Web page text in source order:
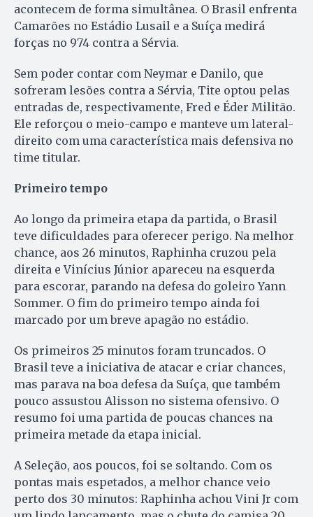
acontecem de forma simultânea. O Brasil enfrenta
Camarões no Estádio Lusail e a Suíça medirá
forças no 974 contra a Sérvia.
Sem poder contar com Neymar e Danilo, que
sofreram lesões contra a Sérvia, Tite optou pelas
entradas de, respectivamente, Fred e Éder Militão.
Ele reforçou o meio-campo e manteve um lateral-
direito com uma característica mais defensiva no
time titular.
Primeiro tempo
Ao longo da primeira etapa da partida, o Brasil
teve dificuldades para oferecer perigo. Na melhor
chance, aos 26 minutos, Raphinha cruzou pela
direita e Vinícius Júnior apareceu na esquerda
para escorar, parando na defesa do goleiro Yann
Sommer. O fim do primeiro tempo ainda foi
marcado por um breve apagão no estádio.
Os primeiros 25 minutos foram truncados. O
Brasil teve a iniciativa de atacar e criar chances,
mas parava na boa defesa da Suíça, que também
pouco assustou Alisson no sistema ofensivo. O
resumo foi uma partida de poucas chances na
primeira metade da etapa inicial.
A Seleção, aos poucos, foi se soltando. Com os
pontas mais espetados, a melhor chance veio
perto dos 30 minutos: Raphinha achou Vini Jr com